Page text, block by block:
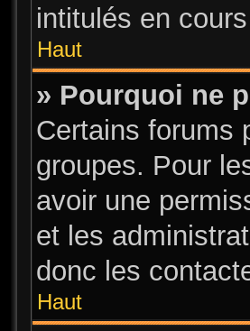
intitulés en
Haut
» Pourquoi ne
Certains forums
groupes. Pour
avoir une
et les
donc les
Haut